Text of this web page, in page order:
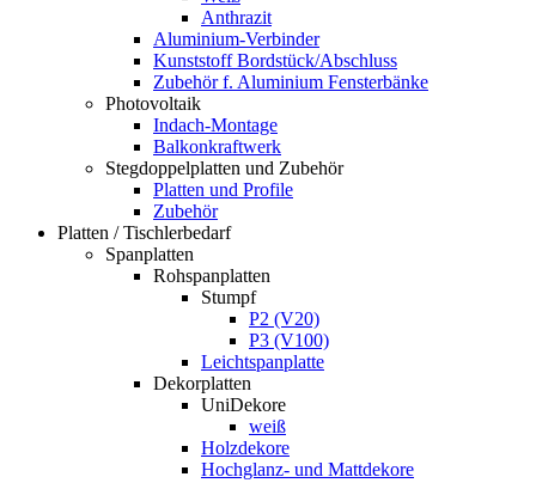
Anthrazit
Aluminium-Verbinder
Kunststoff Bordstück/Abschluss
Zubehör f. Aluminium Fensterbänke
Photovoltaik
Indach-Montage
Balkonkraftwerk
Stegdoppelplatten und Zubehör
Platten und Profile
Zubehör
Platten / Tischlerbedarf
Spanplatten
Rohspanplatten
Stumpf
P2 (V20)
P3 (V100)
Leichtspanplatte
Dekorplatten
UniDekore
weiß
Holzdekore
Hochglanz- und Mattdekore